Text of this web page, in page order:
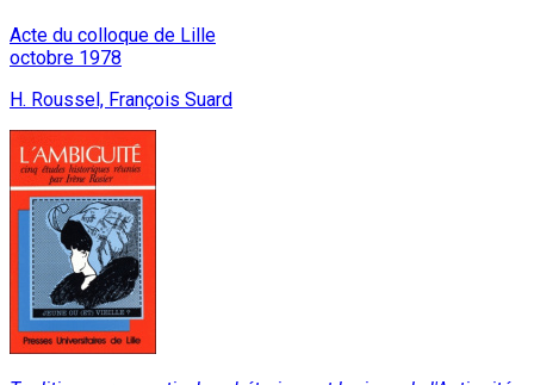
Acte du colloque de Lille
octobre 1978
H. Roussel, François Suard